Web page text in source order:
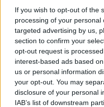
If you wish to opt-out of the
processing of your
targeted advertising by us,
section to confirm your
opt-out request is
interest-based ads based
us or personal information
your opt-out. You may
disclosure of your personal
IAB’s list of downstream
Tető, ami évtizedeken